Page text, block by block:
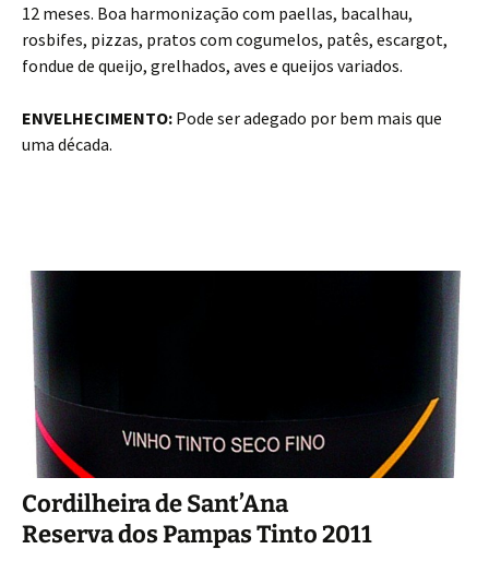
12 meses. Boa harmonização com paellas, bacalhau,
rosbifes, pizzas, pratos com cogumelos, patês, escargot,
fondue de queijo, grelhados, aves e queijos variados.
ENVELHECIMENTO: Pode ser adegado por bem mais que
uma década.
Cordilheira de Sant’Ana
Reserva dos Pampas Tinto 2011